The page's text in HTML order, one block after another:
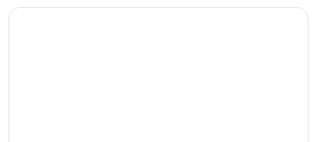
Öppnas i ett nytt fönster
Macdonald Dona Lola Club